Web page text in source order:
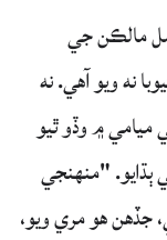
مالڪن جي
نه ويو آهي. نه
۾ وڏو ٿيو
ٻڌايو. "منهنجي
جڏهن هو مري ويو،